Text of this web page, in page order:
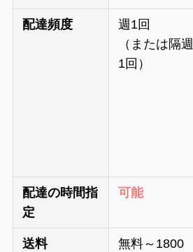
配達頻度
週1回
（または隔週
1回）
配達の時間指
定
可能
送料
無料～1800